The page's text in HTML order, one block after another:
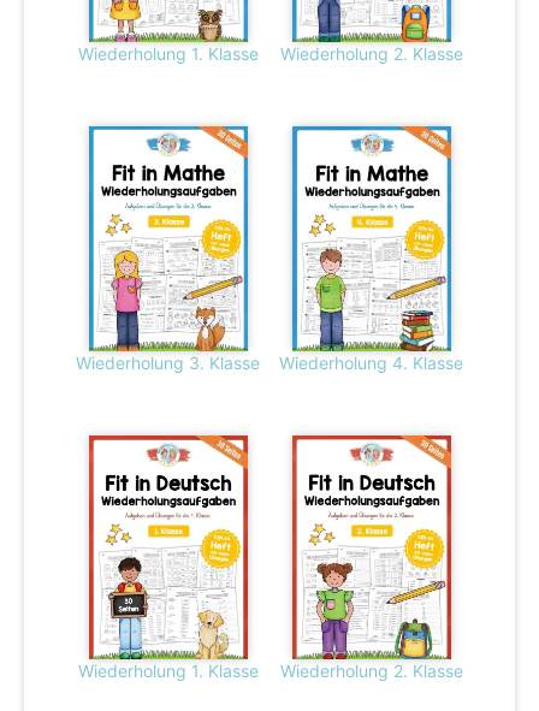
Wiederholung 1. Klasse Wiederholung 2. Klasse
Wiederholung 3. Klasse Wiederholung 4. Klasse
Wiederholung 1. Klasse Wiederholung 2. Klasse